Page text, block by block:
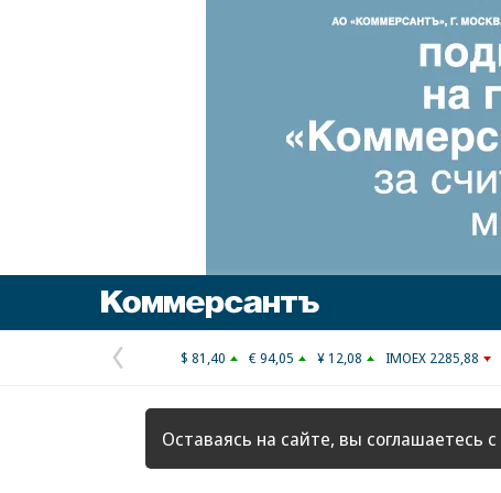
Предыдущая
страница
$ 81,40 € 94,05 ¥ 12,08 IMOEX 2285,88
Оставаясь на сайте, вы соглашаетесь с